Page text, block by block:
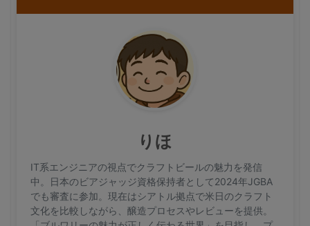
りほ
IT系エンジニアの視点でクラフトビールの魅力を発信
中。日本のビアジャッジ資格保持者として2024年JGBA
でも審査に参加。現在はシアトル拠点で米日のクラフト
文化を比較しながら、醸造プロセスやレビューを提供。